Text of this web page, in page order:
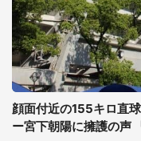
顔面付近の155キロ直
ー宮下朝陽に擁護の声